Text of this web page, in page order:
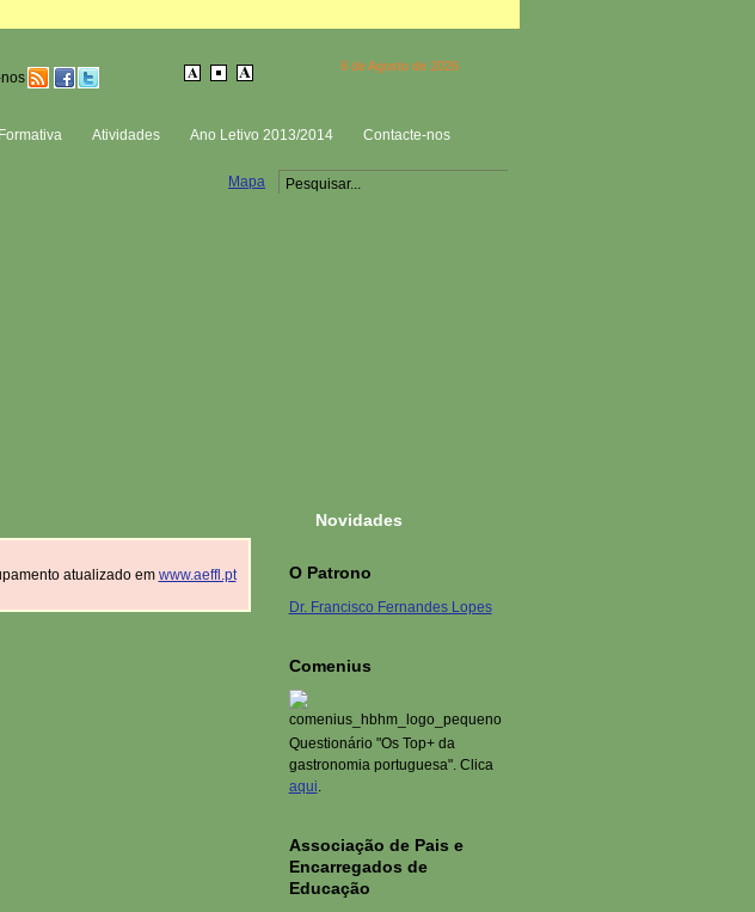
6 de Agosto de 2026
Atividades Ano Letivo 2013/2014 Contacte-nos
Mapa
atualizado em www.aeffl.pt
Novidades
O Patrono
Dr. Francisco Fernandes Lopes
Comenius
Questionário "Os Top+ da
gastronomia portuguesa". Clica
aqui.
Associação de Pais e
Encarregados de
Educação